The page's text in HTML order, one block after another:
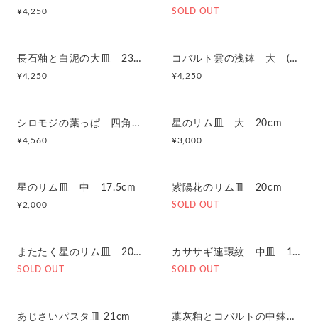
¥4,250 SOLD OUT
長石釉と白泥の大皿 23cm
¥4,250
コバルト雲の浅鉢 大 (きみどり)
¥4,250
シロモジの葉っぱ 四角皿 大
¥4,560
星のリム皿 大 20cm
¥3,000
星のリム皿 中 17.5cm
¥2,000
紫陽花のリム皿 20cm
SOLD OUT
またたく星のリム皿 20cm
SOLD OUT
カササギ連環紋 中皿 19cm
SOLD OUT
あじさいパスタ皿 21cm 藁灰釉とコバルトの中鉢 17.8cm